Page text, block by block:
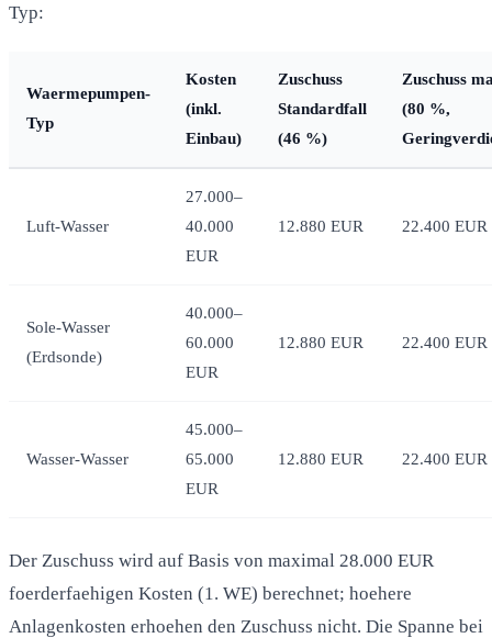
Typ:
Waermepumpen-
Typ
Kosten
(inkl.
Einbau)
Zuschuss
Standardfall
(46 %)
Zuschuss
(80 %,
Luft-Wasser
27.000–
40.000
EUR
12.880 EUR 22.400 EUR
Sole-Wasser
(Erdsonde)
40.000–
60.000
EUR
12.880 EUR 22.400 EUR
Wasser-Wasser
45.000–
65.000
EUR
12.880 EUR 22.400 EUR
Der Zuschuss wird auf Basis von maximal 28.000 EUR
foerderfaehigen Kosten (1. WE) berechnet; hoehere
Anlagenkosten erhoehen den Zuschuss nicht. Die Spanne bei